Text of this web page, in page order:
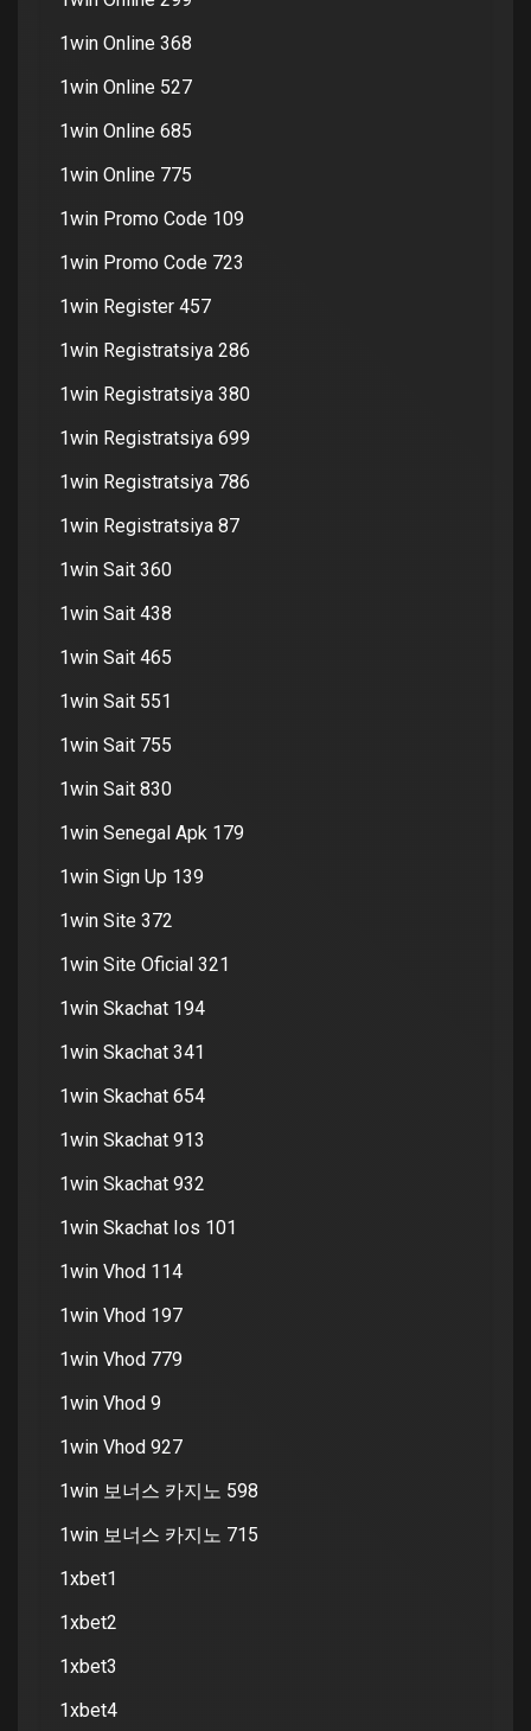
1win Online 368
1win Online 527
1win Online 685
1win Online 775
1win Promo Code 109
1win Promo Code 723
1win Register 457
1win Registratsiya 286
1win Registratsiya 380
1win Registratsiya 699
1win Registratsiya 786
1win Registratsiya 87
1win Sait 360
1win Sait 438
1win Sait 465
1win Sait 551
1win Sait 755
1win Sait 830
1win Senegal Apk 179
1win Sign Up 139
1win Site 372
1win Site Oficial 321
1win Skachat 194
1win Skachat 341
1win Skachat 654
1win Skachat 913
1win Skachat 932
1win Skachat Ios 101
1win Vhod 114
1win Vhod 197
1win Vhod 779
1win Vhod 9
1win Vhod 927
1win 보너스 카지노 598
1win 보너스 카지노 715
1xbet1
1xbet2
1xbet3
1xbet4